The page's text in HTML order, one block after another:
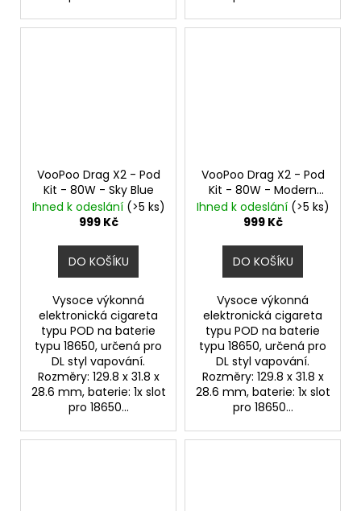
VooPoo Drag X2 - Pod
Kit - 80W - Sky Blue
Ihned k odeslání (>5 ks)
999 Kč
DO KOŠÍKU
Vysoce výkonná
elektronická cigareta
typu POD na baterie
typu 18650, určená pro
DL styl vapování.
Rozměry: 129.8 x 31.8 x
28.6 mm, baterie: 1x slot
pro 18650...
VooPoo Drag X2 - Pod
Kit - 80W - Modern
Red
Ihned k odeslání (>5 ks)
999 Kč
DO KOŠÍKU
Vysoce výkonná
elektronická cigareta
typu POD na baterie
typu 18650, určená pro
DL styl vapování.
Rozměry: 129.8 x 31.8 x
28.6 mm, baterie: 1x slot
pro 18650...